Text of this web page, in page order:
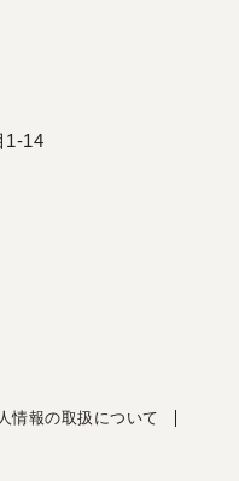
1-14
情報の取扱について